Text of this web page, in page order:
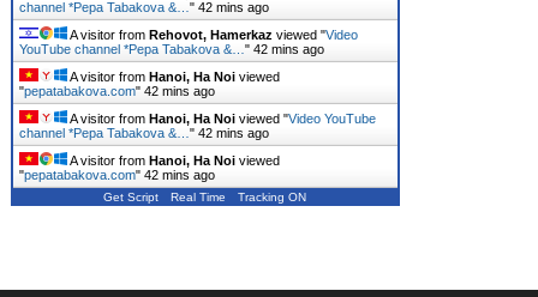
channel *Pepa Tabakova &… " 42 mins ago
A visitor from Rehovot, Hamerkaz viewed "Video
YouTube channel *Pepa Tabakova &… " 42 mins ago
A visitor from Hanoi, Ha Noiviewed
"pepatabakova.com" 42 mins ago
A visitor from Hanoi, Ha Noiviewed "Video YouTube
channel *Pepa Tabakova &… " 42 mins ago
A visitor from Hanoi, Ha Noiviewed
"pepatabakova.com" 42 mins ago
Get Script Real Time Tracking ON